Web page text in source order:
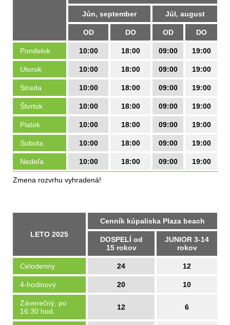
Jún, september Júl, august
OD DO OD DO
Zmena rozvrhu vyhradená!
Pondelok 10:00 18:00 09:00 19:00
Utorok 10:00 18:00 09:00 19:00
Streda 10:00 18:00 09:00 19:00
Štvrtok 10:00 18:00 09:00 19:00
Piatok 10:00 18:00 09:00 19:00
Sobota 10:00 18:00 09:00 19:00
Nedeľa 10:00 18:00 09:00 19:00
LETO 2025
Cenník kúpaliska Plaza beach
DOSPELÍ od
15 rokov
JUNIOR 3-14
rokov
Celodenný 24 12
4-hodinový 20 10
Záverečný, po
16:30 hod.
12 6